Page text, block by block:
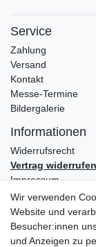
Service
Zahlung
Versand
Kontakt
Messe-Termine
Bildergalerie
Informationen
Widerrufs­recht
Vertrag widerrufen
Impressum
AGB
Partners
Wir verwenden
Website und
Besucher:innen
und Anzeigen zu